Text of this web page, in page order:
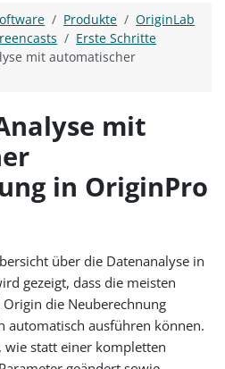
Produkte
OriginLab
Erste Schritte
mit automatischer
mit
in OriginPro
über die Datenanalyse in
gezeigt, dass die meisten
die Neuberechnung
automatisch ausführen können.
wie statt einer kompletten